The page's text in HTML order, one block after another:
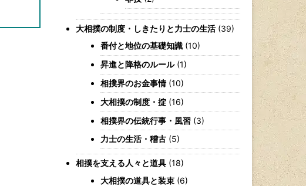
大相撲の制度・しきたりと力士の生活 (39)
番付と地位の基礎知識 (10)
昇進と降格のルール(1)
相撲界のお金事情(10)
大相撲の制度・掟 (16)
相撲界の伝統行事・風習 (3)
力士の生活・稽古 (5)
相撲を支える人々と道具 (18)
大相撲の道具と装束 (6)